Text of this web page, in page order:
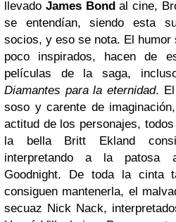
llevado James Bondal cine,
se entendían, siendo esta
socios, y eso se nota. El humor
poco inspirados, hacen de
películas de la saga,
Diamantes para la eternidad. El
soso y carente de
actitud de los personajes,
la bella Britt Ekland
interpretando a la patosa
Goodnight. De toda la cinta
consiguen mantenerla, el
secuaz Nick Nack,